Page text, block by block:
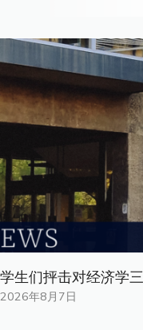
学生们抨击对经济学
2026年8月7日